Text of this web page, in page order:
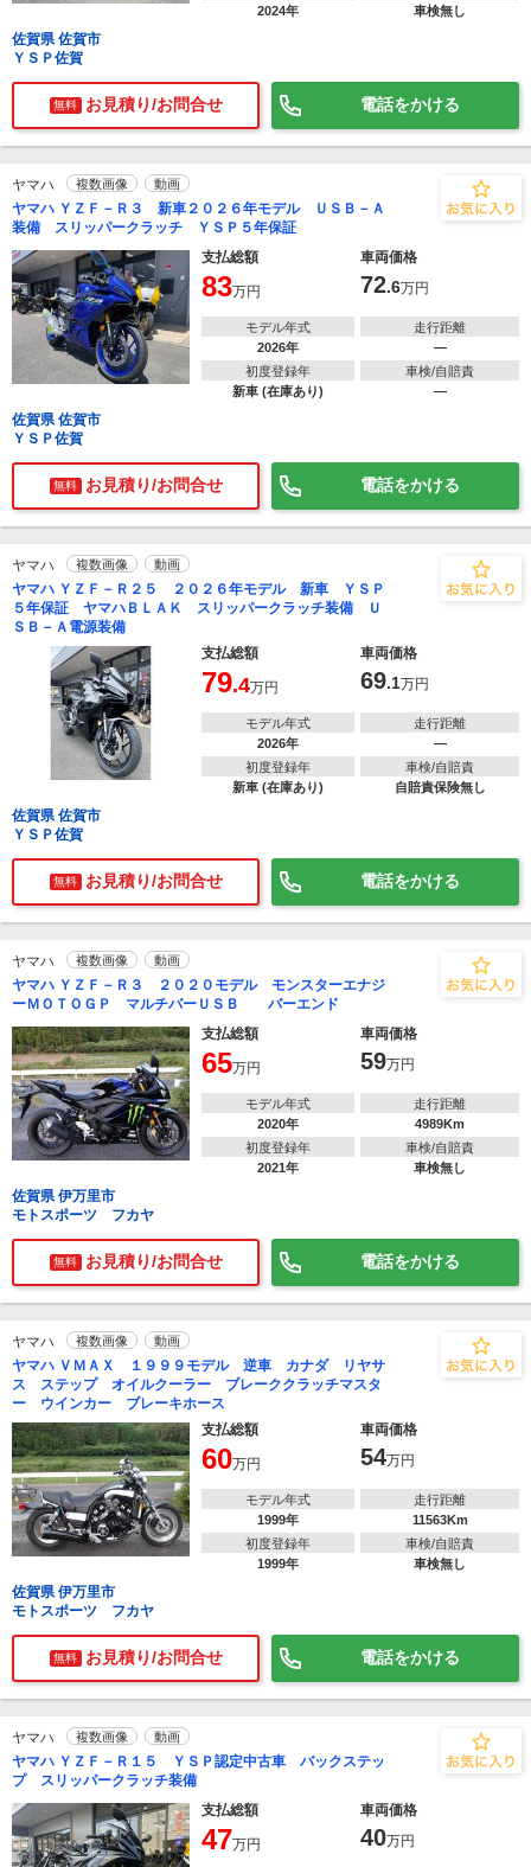
2024年
車検無し
佐賀県 佐賀市
ＹＳＰ佐賀
無料 お見積り/お問合せ 電話をかける
ヤマハ 複数画像 動画
ヤマハ ＹＺＦ－Ｒ３ 新車２０２６年モデル ＵＳＢ－Ａ
装備 スリッパークラッチ ＹＳＰ５年保証
支払総額
車両価格
83万円 72.6万円
モデル年式
2026年
走行距離
―
初度登録年
新車 (在庫あり)
車検/自賠責
―
佐賀県 佐賀市
ＹＳＰ佐賀
無料 お見積り/お問合せ 電話をかける
ヤマハ 複数画像 動画
ヤマハ ＹＺＦ－Ｒ２５ ２０２６年モデル 新車 ＹＳＰ
５年保証 ヤマハＢＬＡＫ スリッパークラッチ装備 Ｕ
ＳＢ－Ａ電源装備
支払総額
車両価格
79.4万円 69.1万円
モデル年式
2026年
走行距離
―
初度登録年
新車 (在庫あり)
車検/自賠責
自賠責保険無し
佐賀県 佐賀市
ＹＳＰ佐賀
無料 お見積り/お問合せ 電話をかける
ヤマハ 複数画像 動画
ヤマハ ＹＺＦ－Ｒ３ ２０２０モデル モンスターエナジ
ーＭＯＴＯＧＰ マルチバーＵＳＢ バーエンド
支払総額
車両価格
65万円 59万円
モデル年式
2020年
走行距離
4989Km
初度登録年
2021年
車検/自賠責
車検無し
佐賀県 伊万里市
モトスポーツ フカヤ
無料 お見積り/お問合せ 電話をかける
ヤマハ 複数画像 動画
ヤマハ ＶＭＡＸ １９９９モデル 逆車 カナダ リヤサ
ス ステップ オイルクーラー ブレーククラッチマスタ
ー ウインカー ブレーキホース
支払総額
車両価格
60万円 54万円
モデル年式
1999年
走行距離
11563Km
初度登録年
1999年
車検/自賠責
車検無し
佐賀県 伊万里市
モトスポーツ フカヤ
無料 お見積り/お問合せ 電話をかける
ヤマハ 複数画像 動画
ヤマハ ＹＺＦ－Ｒ１５ ＹＳＰ認定中古車 バックステッ
プ スリッパークラッチ装備
支払総額
車両価格
47万円 40万円